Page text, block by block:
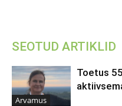
SEOTUD ARTIKLID
Arvamus
Toetus